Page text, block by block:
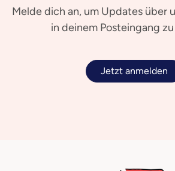
Melde dich an, um Updates über
in deinem Posteingang
Jetzt anmelden